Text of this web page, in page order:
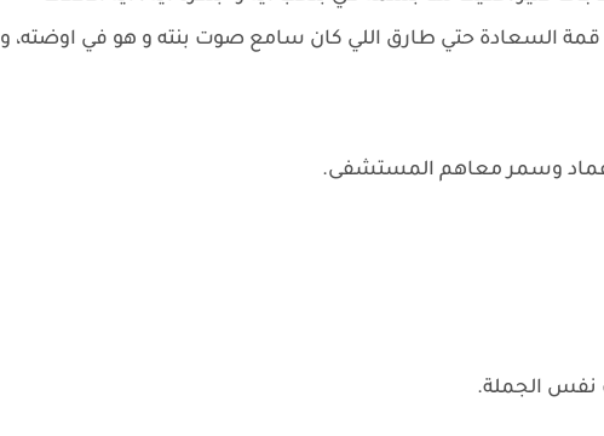
في قمة السعادة حتي طارق اللي كان سامع صوت بنته و هو في اوضته، و
وسمر معاهم المستشفى.
نفس الجملة.